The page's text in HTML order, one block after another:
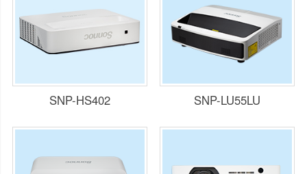
SNP-HS402 SNP-LU55LU